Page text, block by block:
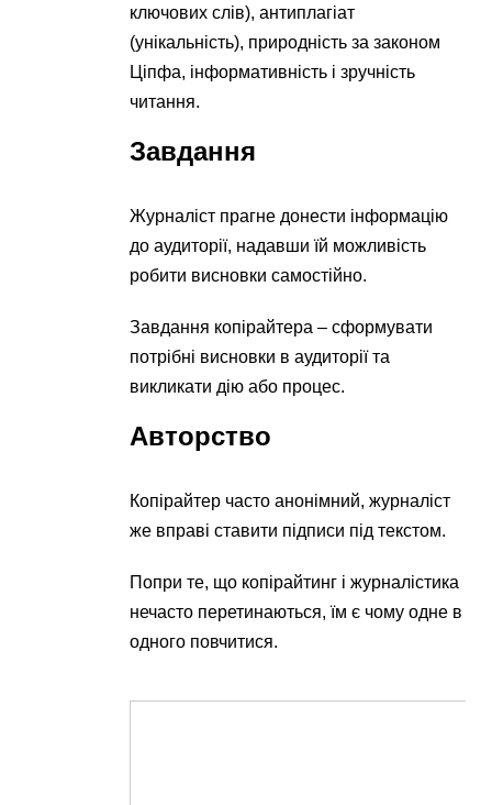
ключових слів), антиплагіат
(унікальність), природність за законом
Ціпфа, інформативність і зручність
читання.
Завдання
Журналіст прагне донести інформацію
до аудиторії, надавши їй можливість
робити висновки самостійно.
Завдання копірайтера – сформувати
потрібні висновки в аудиторії та
викликати дію або процес.
Авторство
Копірайтер часто анонімний, журналіст
же вправі ставити підписи під текстом.
Попри те, що копірайтинг і журналістика
нечасто перетинаються, їм є чому одне в
одного повчитися.